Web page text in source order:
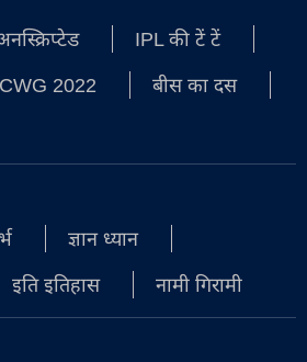
IPL की टें टें
CWG 2022
बीस का दस
ज्ञान ध्यान
इति इतिहास नामी गिरामी